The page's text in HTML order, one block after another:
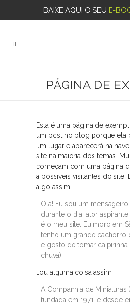
BAIXE AQUI O SEU E-
PÁGINA DE
Esta é uma página de
um post no blog porque ela
um lugar e aparecerá na
site na maioria dos temas.
começam com uma página
a possíveis visitantes do site.
algo assim:
Olá! Eu sou um
durante o dia, ator
é o meu site. Eu moro em
tenho um grande cachorro
e gosto de tomar caipirinha
chuva).
…ou alguma coisa assim:
A Companhia de Miniaturas
fundada em 1971, e desde